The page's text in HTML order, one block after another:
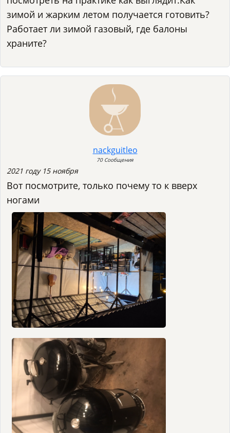
зимой и жарким летом получается готовить?
Работает ли зимой газовый, где балоны
храните?
nackguitleo
70 Сообщения
2021 году 15 ноября
Вот посмотрите, только почему то к вверх
ногами